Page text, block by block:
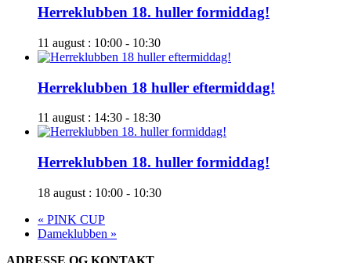
Herreklubben 18. huller formiddag!
11 august : 10:00 - 10:30
Herreklubben 18 huller eftermiddag!
11 august : 14:30 - 18:30
Herreklubben 18. huller formiddag!
18 august : 10:00 - 10:30
« PINK CUP
Dameklubben »
ADRESSE OG KONTAKT